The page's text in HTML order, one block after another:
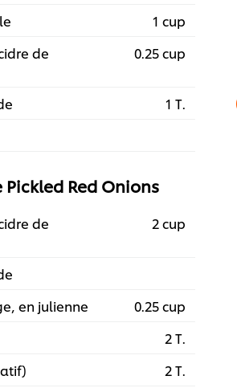
1 cup
de
0.25 cup
1 T.
Red Onions
de
2 cup
en julienne
0.25 cup
2 T.
2 T.